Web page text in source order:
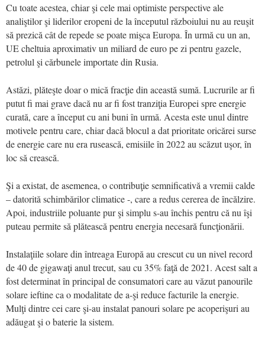
Cu toate acestea, chiar şi cele mai optimiste perspective ale
analiştilor şi liderilor eropeni de la începutul războiului nu au reuşit
să prezică cât de repede se poate mişca Europa. În urmă cu un an,
UE cheltuia apro­ximativ un miliard de euro pe zi pentru gazele,
petrolul şi cărbunele importate din Rusia.
Astăzi, plăteşte doar o mică fracţie din această sumă. Lucrurile ar fi
putut fi mai grave dacă nu ar fi fost tranziţia Europei spre energie
curată, care a început cu ani buni în urmă. Acesta este unul dintre
motivele pentru care, chiar dacă blocul a dat prioritate oricărei surse
de energie care nu era rusească, emisiile în 2022 au scăzut uşor, în
loc să crească.
Şi a existat, de asemenea, o con­tri­buţie semnificativă a vremii calde
– datorită schimbărilor climatice -, care a redus cererea de încălzire.
Apoi, industriile poluante pur şi simplu s-au închis pentru că nu îşi
puteau permite să plătească pentru energia necesară funcţionării.
Instalaţiile solare din întreaga Europă au crescut cu un nivel record
de 40 de gigawaţi anul trecut, sau cu 35% faţă de 2021. Acest salt a
fost de­terminat în principal de consu­matori care au văzut panourile
solare ieftine ca o modalitate de a-şi reduce facturile la energie.
Mulţi dintre cei care şi-au instalat panouri solare pe acoperişuri au
adăugat şi o baterie la sistem.